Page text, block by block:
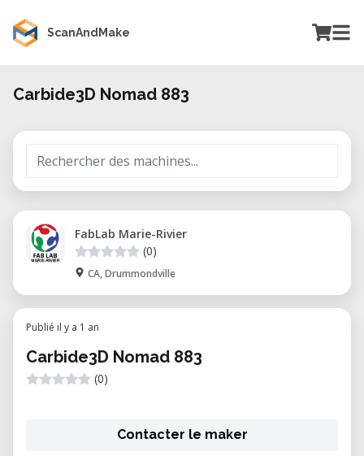
ScanAndMake
Carbide3D Nomad 883
FabLab Marie-Rivier
(0)
CA, Drummondville
Publié il y a 1 an
Carbide3D Nomad 883
(0)
Contacter le maker